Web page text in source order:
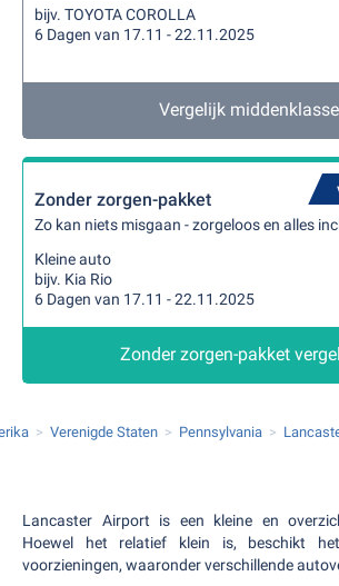
bijv. TOYOTA COROLLA
6 Dagen van 17.11 - 22.11.2025
Vergelijk middenklasse
Zonder zorgen-pakket
Zo kan niets misgaan - zorgeloos en alles
Kleine auto
bijv. Kia Rio
6 Dagen van 17.11 - 22.11.2025
Zonder zorgen-pakket
Verenigde Staten Pennsylvania
Lancaster Airport is een kleine en
Hoewel het relatief klein is, beschikt
voorzieningen, waaronder verschillende